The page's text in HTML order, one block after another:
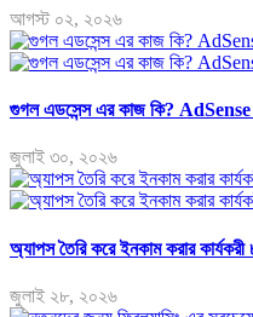
আগস্ট ০২, ২০২৬
গুগল এডসেন্স এর কাজ কি? AdSense
জুলাই ৩০, ২০২৬
অ্যাপস তৈরি করে ইনকাম করার
জুলাই ২৮, ২০২৬